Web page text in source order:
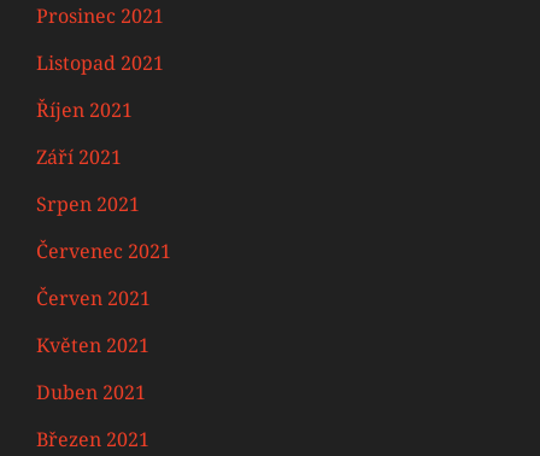
Prosinec 2021
Listopad 2021
Říjen 2021
Září 2021
Srpen 2021
Červenec 2021
Červen 2021
Květen 2021
Duben 2021
Březen 2021